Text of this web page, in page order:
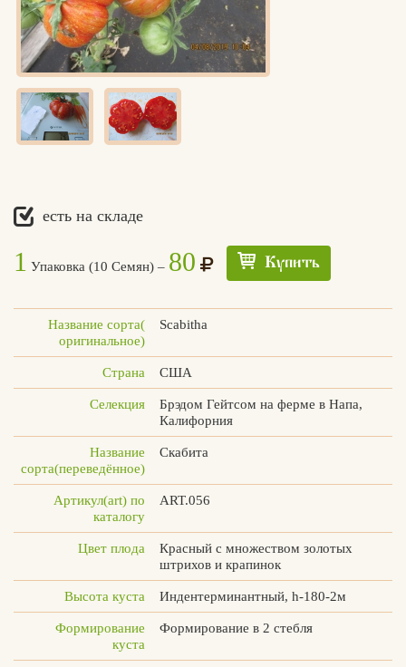
Едлин
Вконтакте
Max
есть на складе
1 Упаковка (10 Семян) – 80 Купить
Название сорта(
оригинальное)
Scabitha
Страна США
Селекция
Брэдом Гейтсом на ферме в Напа,
Калифорния
Название
сорта(переведённое)
Скабита
Артикул(art) по
каталогу
ART.056
Цвет плода
Красный с множеством золотых
штрихов и крапинок
Высота куста Индентерминантный, h-180-2м
Формирование
куста
Формирование в 2 стебля